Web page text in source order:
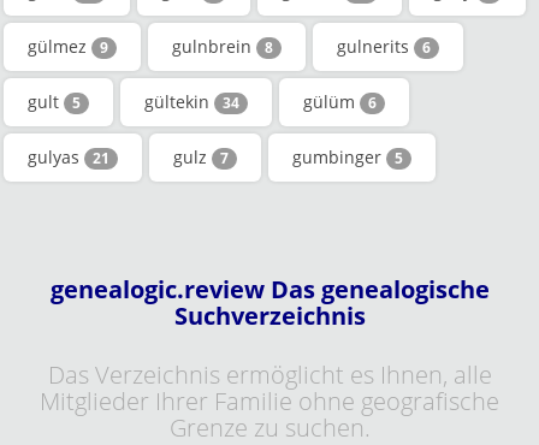
gülmez 9 gulnbrein 8 gulnerits 6
gult 5 gültekin 34 gülüm 6
gulyas 21 gulz 7 gumbinger 5
genealogic.review Das genealogische
Suchverzeichnis
Das Verzeichnis ermöglicht es Ihnen, alle
Mitglieder Ihrer Familie ohne geografische
Grenze zu suchen.